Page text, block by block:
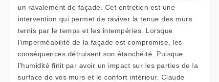
un ravalement de façade. Cet entretien est une
intervention qui permet de raviver la tenue des murs
ternis par le temps et les intempéries. Lorsque
l’imperméabilité de la façade est compromise, les
conséquences détruisent son étanchéité. Puisque
l’humidité finit par avoir un impact sur les parties de la
surface de vos murs et le confort intérieur. Claude